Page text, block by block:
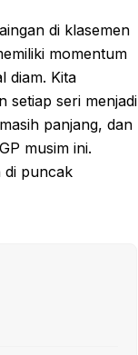
di klasemen
momentum
diam. Kita
setiap seri menjadi
panjang, dan
musim ini.
di puncak